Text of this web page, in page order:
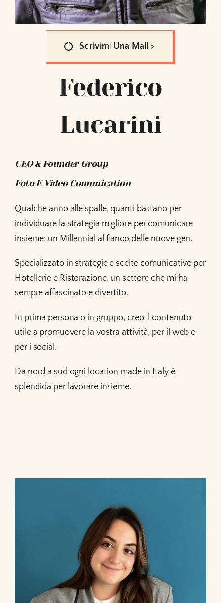
Scrivimi Una Mail >
Federico
Lucarini
CEO & Founder Group
Foto E Video Comunication
Qualche anno alle spalle, quanti bastano per
individuare la strategia migliore per comunicare
insieme: un Millennial al fianco delle nuove gen.
Specializzato in strategie e scelte comunicative per
Hotellerie e Ristorazione, un settore che mi ha
sempre affascinato e divertito.
In prima persona o in gruppo, creo il contenuto
utile a promuovere la vostra attività, per il web e
per i social.
Da nord a sud ogni location made in Italy è
splendida per lavorare insieme.